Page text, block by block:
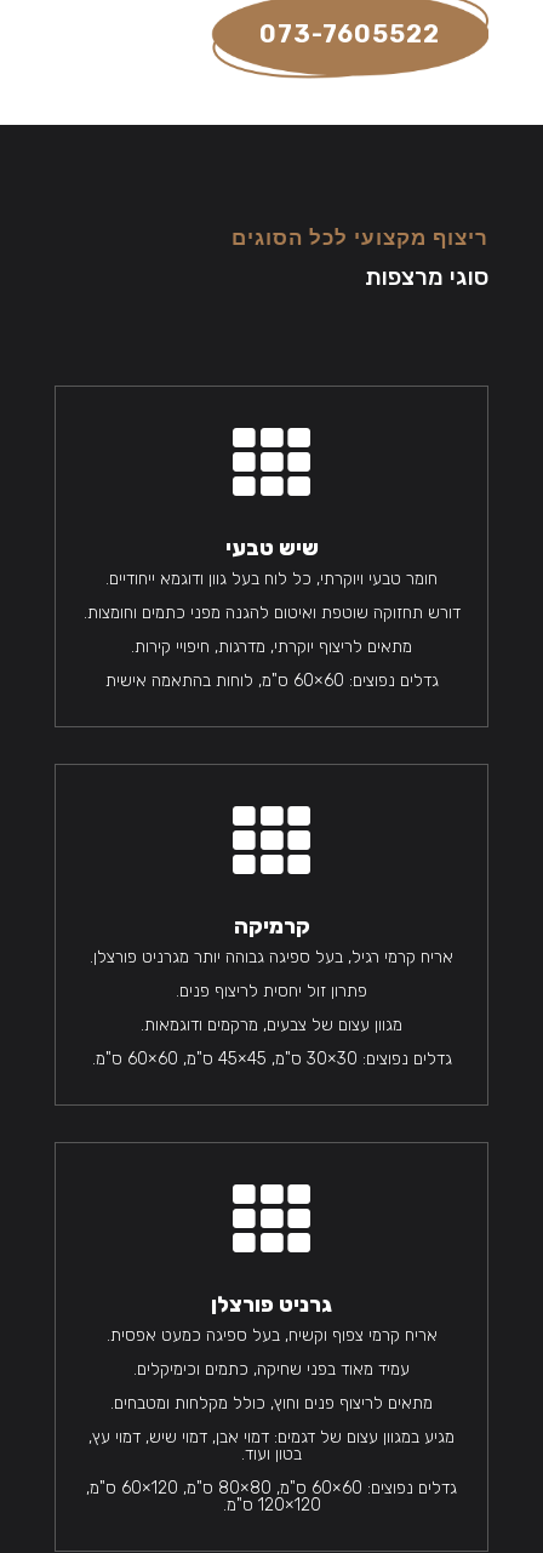
073-7605522
ריצוף מקצועי לכל הסוגים
סוגי מרצפות

שיש טבעי
חומר טבעי ויוקרתי, כל לוח בעל גוון ודוגמא ייחודיים.
דורש תחזוקה שוטפת ואיטום להגנה מפני כתמים וחומצות.
מתאים לריצוף יוקרתי, מדרגות, חיפויי קירות.
גדלים נפוצים: 60×60 ס"מ, לוחות בהתאמה אישית

קרמיקה
אריח קרמי רגיל, בעל ספיגה גבוהה יותר מגרניט פורצלן.
פתרון זול יחסית לריצוף פנים.
מגוון עצום של צבעים, מרקמים ודוגמאות.
גדלים נפוצים: 30×30 ס"מ, 45×45 ס"מ, 60×60 ס"מ.

גרניט פורצלן
אריח קרמי צפוף וקשיח, בעל ספיגה כמעט אפסית.
עמיד מאוד בפני שחיקה, כתמים וכימיקלים.
מתאים לריצוף פנים וחוץ, כולל מקלחות ומטבחים.
מגיע במגוון עצום של דגמים: דמוי אבן, דמוי שיש, דמוי עץ,
בטון ועוד.
גדלים נפוצים: 60×60 ס"מ, 80×80 ס"מ, 120×60 ס"מ,
120×120 ס"מ.